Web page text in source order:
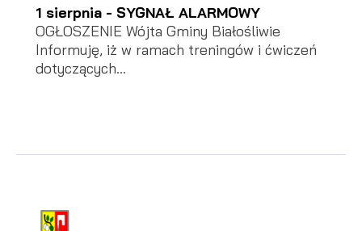
1 sierpnia - SYGNAŁ ALARMOWY
OGŁOSZENIE Wójta Gminy Białośliwie
Informuję, iż w ramach treningów i ćwiczeń
dotyczących...